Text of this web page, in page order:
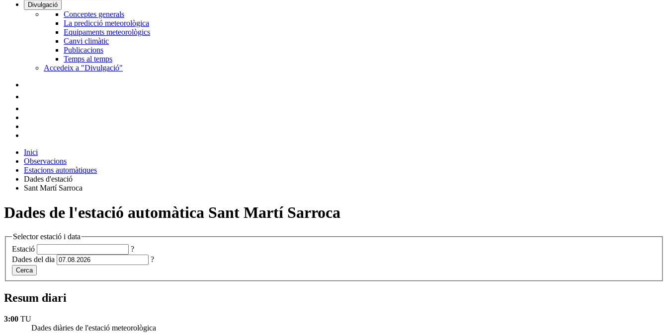
Divulgació
Conceptes generals
La predicció meteorològica
Equipaments meteorològics
Canvi climàtic
Publicacions
Temps al temps
Accedeix a "Divulgació"
Inici
Observacions
Estacions automàtiques
Dades d'estació
Sant Martí Sarroca
Dades de l'estació automàtica Sant Martí Sarroca
Selector estació i data
Estació
?
Dades del dia
?
Cerca
Resum diari
3:00 TU
Dades diàries de l'estació meteorològica